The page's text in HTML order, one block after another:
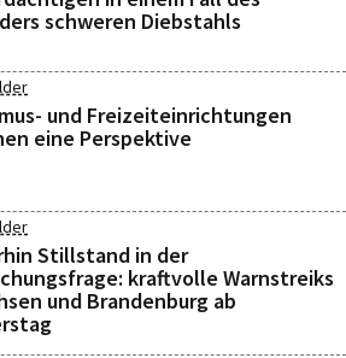
schweren Diebstahls
und Freizeiteinrichtungen
eine Perspektive
Stillstand in der
kraftvolle Warnstreiks
und Brandenburg ab